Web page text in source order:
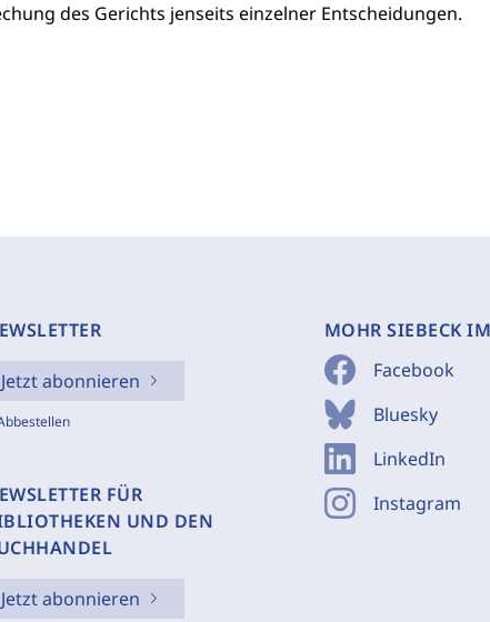
des Gerichts jenseits einzelner Entscheidungen.
Jetzt abonnieren
FÜR
UND DEN
Jetzt abonnieren
MOHR SIEBECK
Facebook
Bluesky
LinkedIn
Instagram